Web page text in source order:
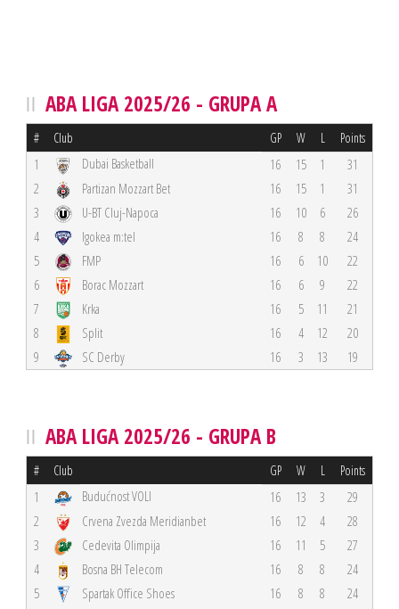
ABA LIGA 2025/26 - GRUPA A
# Club GP W L Points
1 Dubai Basketball 16 15 1
31
2
Partizan Mozzart Bet 16 15 1
31
3
U-BT Cluj-Napoca 16 10 6
26
4
Igokea m:tel 16 8 8
24
5
FMP 16 6 10
22
6
Borac Mozzart 16 6 9
22
7
Krka 16 5 11
21
8
Split 16 4 12
20
9
SC Derby 16 3 13 19
ABA LIGA 2025/26 - GRUPA B
# Club GP W L Points
1 Budućnost VOLI 16 13 3
29
2
Crvena Zvezda Meridianbet 16 12 4
28
3
Cedevita Olimpija 16 11 5
27
4
Bosna BH Telecom 16 8 8
24
5
Spartak Office Shoes 16 8 8
24